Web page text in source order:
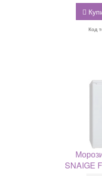
Код
SNAIGE